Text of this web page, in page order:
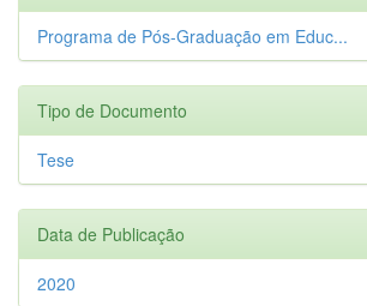
Programa de Pós-Graduação em Educ...
Tipo de Documento
Tese
Data de Publicação
2020